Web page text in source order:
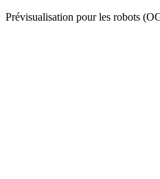
Prévisualisation pour les robots